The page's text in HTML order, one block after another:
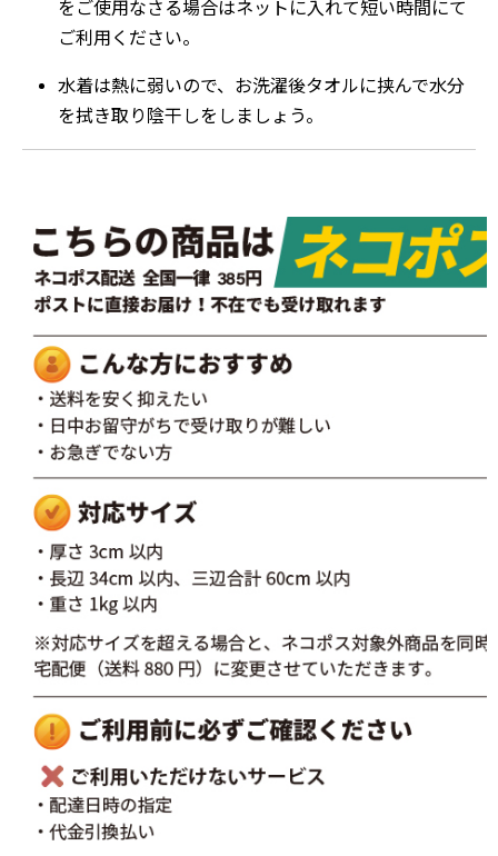
をご使用なさる場合はネットに入れて短い時間にて
ご利用ください。
水着は熱に弱いので、お洗濯後タオルに挟んで水分
を拭き取り陰干しをしましょう。